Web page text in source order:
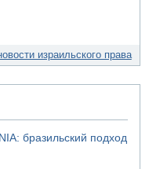
израильского права
бразильский подход